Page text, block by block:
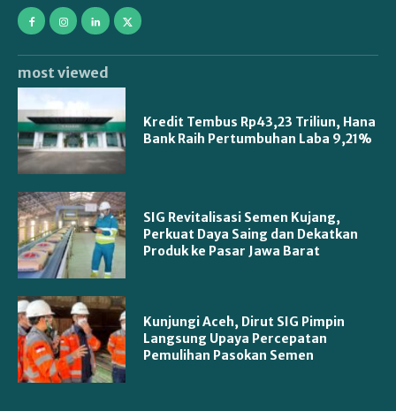
most viewed
Kredit Tembus Rp43,23 Triliun, Hana
Bank Raih Pertumbuhan Laba 9,21%
SIG Revitalisasi Semen Kujang,
Perkuat Daya Saing dan Dekatkan
Produk ke Pasar Jawa Barat
Kunjungi Aceh, Dirut SIG Pimpin
Langsung Upaya Percepatan
Pemulihan Pasokan Semen